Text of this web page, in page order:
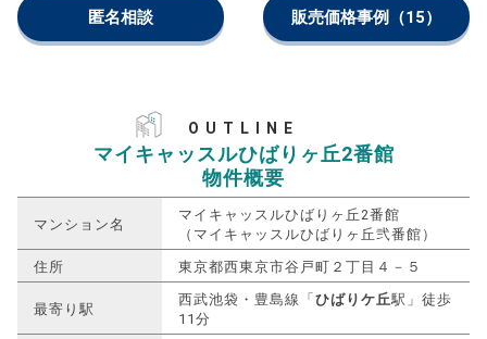
匿名相談 販売価格事例 （15）
OUTLINE
マイキャッスルひばりヶ丘2番館
物件概要
マンション名
マイキャッスルひばりヶ丘2番館
（マイキャッスルひばりヶ丘弐番館）
住所
東京都西東京市谷戸町２丁目４－５
最寄り駅
西武池袋・豊島線「ひばりケ丘駅」徒歩
11分